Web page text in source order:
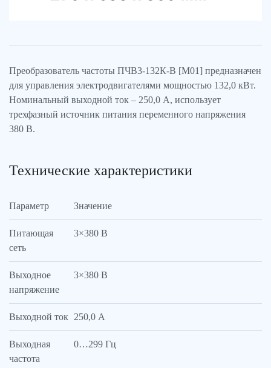
Преобразователь частоты ПЧВ3-132К-В [М01] предназначен
для управления электродвигателями мощностью 132,0 кВт.
Номинальный выходной ток – 250,0 А, использует
трехфазный источник питания переменного напряжения
380 В.
Технические характеристики
Параметр Значение
Питающая
сеть
3×380 В
Выходное
напряжение
3×380 В
Выходной ток 250,0 А
Выходная
частота
0…299 Гц